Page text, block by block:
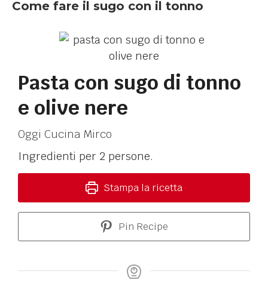
Come fare il sugo con il tonno
Pasta con sugo di tonno
e olive nere
Oggi Cucina Mirco
Ingredienti per 2 persone.
Stampa la ricetta
Pin Recipe